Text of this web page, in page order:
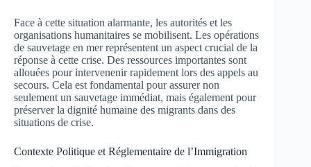
Face à cette situation alarmante, les autorités et les
organisations humanitaires se mobilisent. Les opérations
de sauvetage en mer représentent un aspect crucial de la
réponse à cette crise. Des ressources importantes sont
allouées pour intervenenir rapidement lors des appels au
secours. Cela est fondamental pour assurer non
seulement un sauvetage immédiat, mais également pour
préserver la dignité humaine des migrants dans des
situations de crise.
Contexte Politique et Réglementaire de l’Immigration